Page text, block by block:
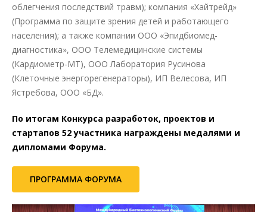
облегчения последствий травм); компания «Хайтрейд»
(Программа по защите зрения детей и работающего
населения); а также компании ООО «Эпидбиомед-
диагностика», ООО Телемедицинские системы
(Кардиометр-МТ), ООО Лаборатория Русинова
(Клеточные энергорегенераторы), ИП Велесова, ИП
Ястребова, ООО «БД».
По итогам Конкурса разработок, проектов и
стартапов 52 участника награждены медалями и
дипломами Форума.
ПРОГРАММА ФОРУМА